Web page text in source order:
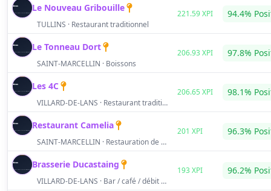
Le Nouveau Gribouille
TULLINS · Restaurant traditionnel
221.59 XPI 94.4%
Le Tonneau Dort
SAINT-MARCELLIN · Boissons
206.93 XPI 97.8%
Les 4C
VILLARD-DE-LANS · Restaurant traditionnel
206.65 XPI 98.1%
Restaurant Camelia
SAINT-MARCELLIN · Restauration de type rapide
201 XPI 96.3%
Brasserie Ducastaing
VILLARD-DE-LANS · Bar / café / débit de boissons
193 XPI 96.2%